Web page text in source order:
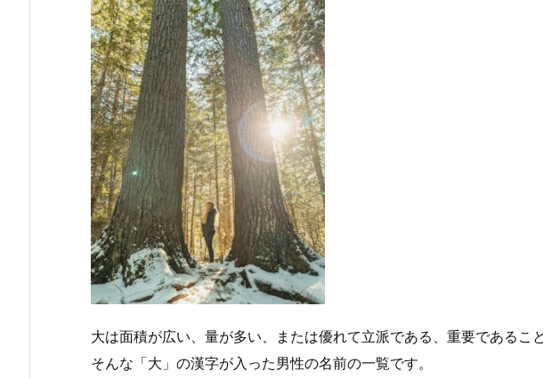
大は面積が広い、量が多い、または優れて立派である、重要であるこ
そんな「大」の漢字が入った男性の名前の一覧です。